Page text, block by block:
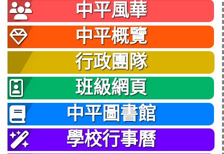
中平風華
中平概覽
行政團隊
班級網頁
中平圖書館
學校行事曆